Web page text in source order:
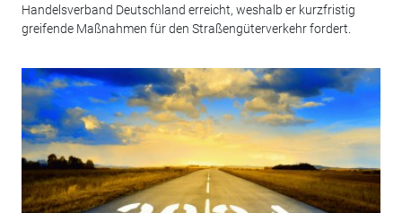
Handelsverband Deutschland erreicht, weshalb er kurzfristig
greifende Maßnahmen für den Straßengüterverkehr fordert.